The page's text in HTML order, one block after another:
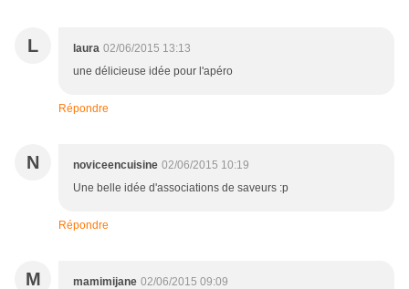
L laura 02/06/2015 13:13
une délicieuse idée pour l'apéro
Répondre
N noviceencuisine 02/06/2015 10:19
Une belle idée d'associations de saveurs :p
Répondre
M mamimijane 02/06/2015 09:09